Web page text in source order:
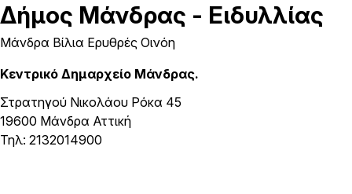
Δήμος Μάνδρας - Ειδυλλίας
Μάνδρα Βίλια Ερυθρές Οινόη
Κεντρικό Δημαρχείο Μάνδρας.
Στρατηγού Νικολάου Ρόκα 45
19600 Μάνδρα Αττική
Τηλ: 2132014900